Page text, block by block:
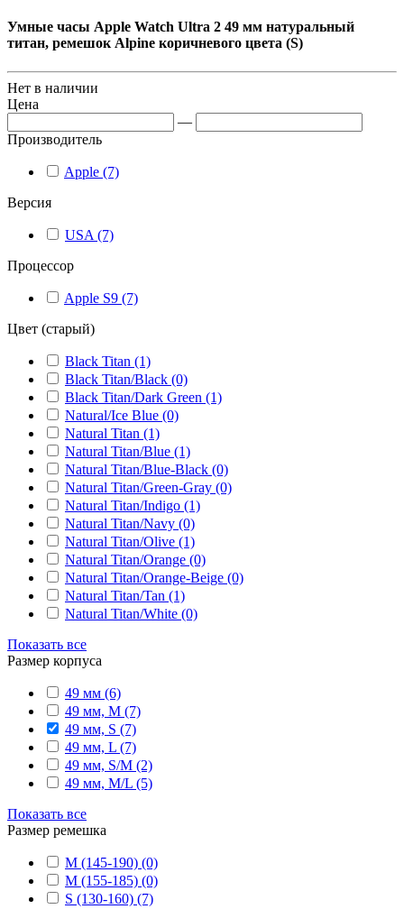
Умные часы Apple Watch Ultra 2 49 мм натуральный
титан, ремешок Alpine коричневого цвета (S)
Нет в наличии
Цена
—
Производитель
Apple (7)
Версия
USA (7)
Процессор
Apple S9 (7)
Цвет (старый)
Black Titan (1)
Black Titan/Black (0)
Black Titan/Dark Green (1)
Natural/Ice Blue (0)
Natural Titan (1)
Natural Titan/Blue (1)
Natural Titan/Blue-Black (0)
Natural Titan/Green-Gray (0)
Natural Titan/Indigo (1)
Natural Titan/Navy (0)
Natural Titan/Olive (1)
Natural Titan/Orange (0)
Natural Titan/Orange-Beige (0)
Natural Titan/Tan (1)
Natural Titan/White (0)
Показать все
Размер корпуса
49 мм (6)
49 мм, M (7)
49 мм, S (7)
49 мм, L (7)
49 мм, S/M (2)
49 мм, M/L (5)
Показать все
Размер ремешка
M (145-190) (0)
M (155-185) (0)
S (130-160) (7)